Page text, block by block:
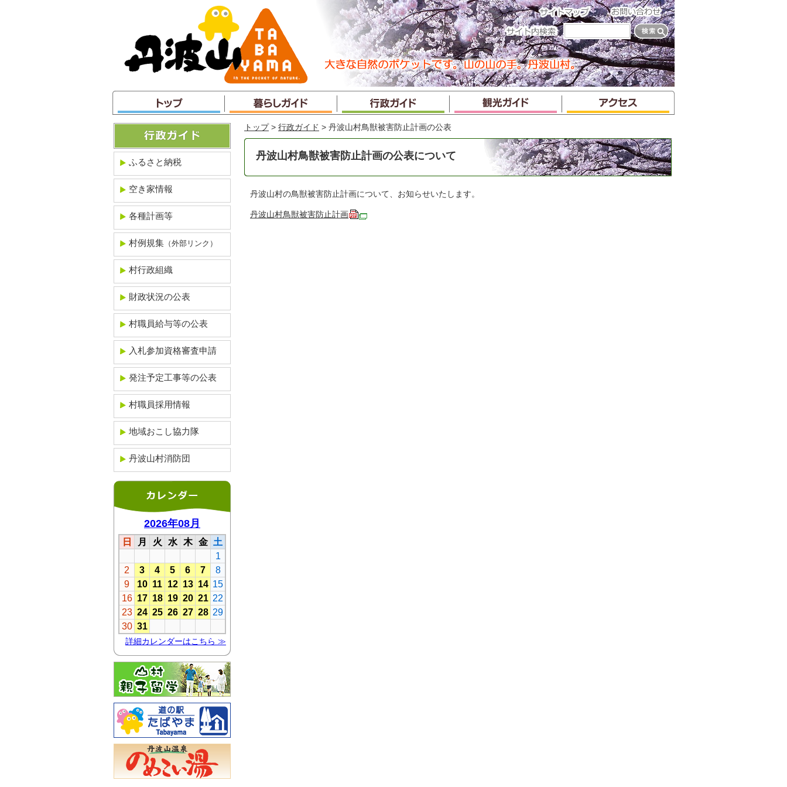
ャ
ン
プ
トップ > 行政ガイド > 丹波山村鳥獣被害防止計画の公表
丹波山村鳥獣被害防止計画の公表について
丹波山村の鳥獣被害防止計画について、お知らせいたします。
丹波山村鳥獣被害防止計画
ふるさと納税
空き家情報
各種計画等
村例規集 （外部リンク）
村行政組織
財政状況の公表
村職員給与等の公表
入札参加資格審査申請
発注予定工事等の公表
村職員採用情報
地域おこし協力隊
丹波山村消防団